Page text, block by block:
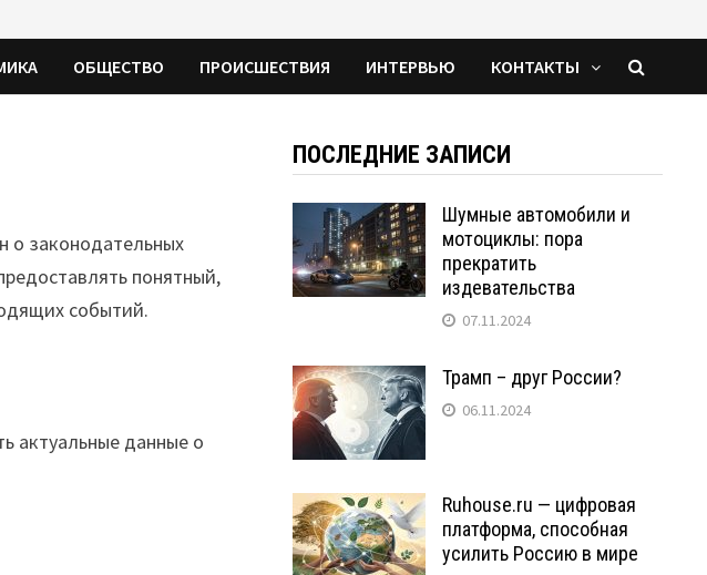
ОБЩЕСТВО ПРОИСШЕСТВИЯ ИНТЕРВЬЮ КОНТАКТЫ
о законодательных
понятный,
событий.
актуальные данные о
ПОСЛЕДНИЕ ЗАПИСИ
Шумные автомобили и
мотоциклы: пора
прекратить
издевательства
07.11.2024
Трамп – друг России?
06.11.2024
Ruhouse.ru — цифровая
платформа, способная
усилить Россию в мире